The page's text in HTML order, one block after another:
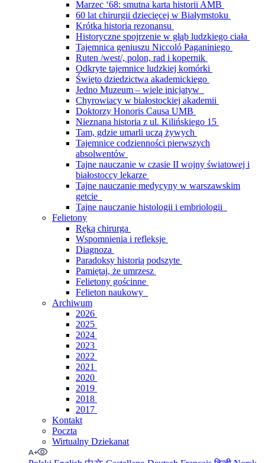
Marzec ‘68: smutna karta historii AMB
60 lat chirurgii dziecięcej w Białymstoku
Krótka historia rezonansu
Historyczne spojrzenie w głąb ludzkiego ciała
Tajemnica geniuszu Niccoló Paganiniego
Ruten /west/, polon, rad i kopernik
Odkryte tajemnice ludzkiej komórki
Święto dziedzictwa akademickiego
Jedno Muzeum – wiele inicjatyw
Chyrowiacy w białostockiej akademii
Doktorzy Honoris Causa UMB
Nieznana historia z ul. Kilińskiego 15
Tam, gdzie umarli uczą żywych
Tajemnice codzienności pierwszych
absolwentów
Tajne nauczanie w czasie II wojny światowej i
białostoccy lekarze
Tajne nauczanie medycyny w warszawskim
getcie
Tajne nauczanie histologii i embriologii
Felietony
Ręką chirurga
Wspomnienia i refleksje
Diagnoza
Paradoksy historią podszyte
Pamiętaj, że umrzesz
Felietony gościnne
Felieton naukowy
Archiwum
2026
2025
2024
2023
2022
2021
2020
2019
2018
2017
Kontakt
Poczta
Wirtualny Dziekanat